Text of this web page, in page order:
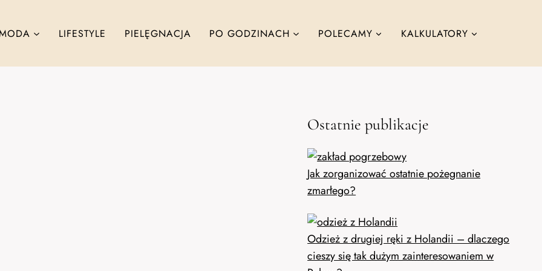
LIFESTYLE PIELĘGNACJA PO GODZINACH POLECAMY KALKULATORY
Ostatnie publikacje
Jak zorganizować ostatnie pożegnanie
zmarłego?
Odzież z drugiej ręki z Holandii – dlaczego
cieszy się tak dużym zainteresowaniem w